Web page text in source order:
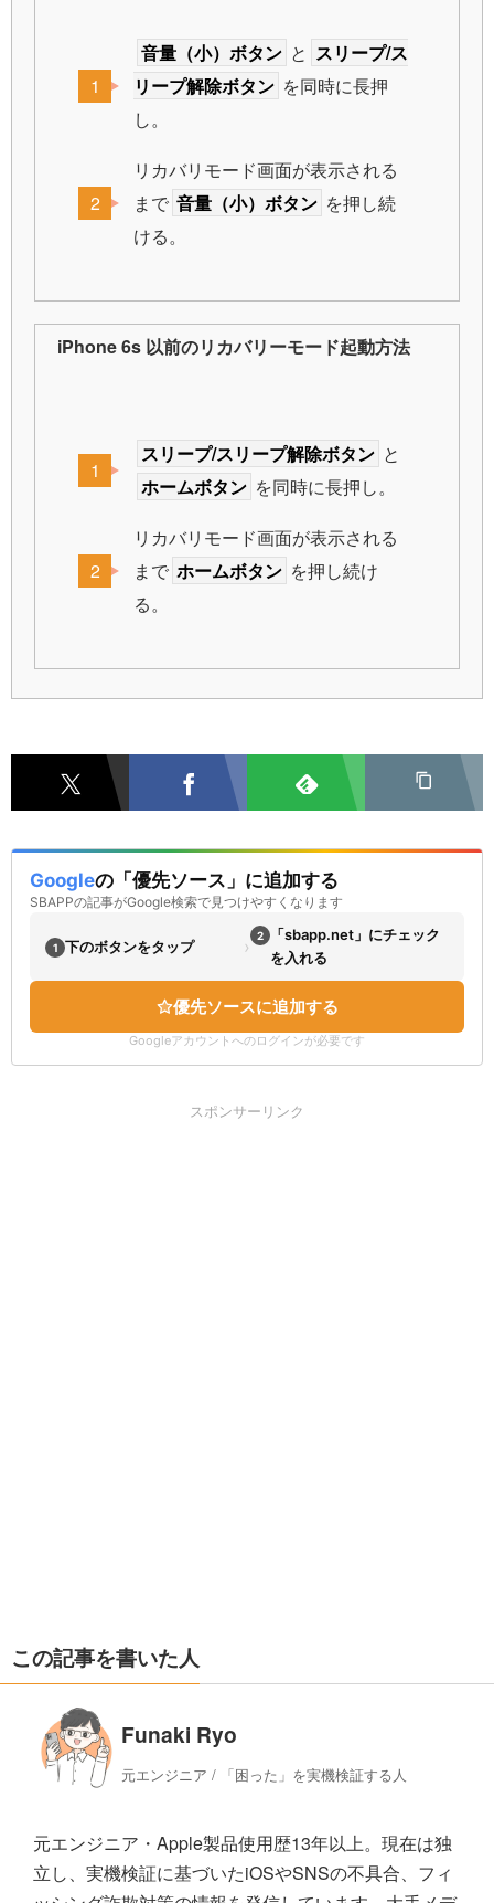
音量（小）ボタン と スリープ/ス
リープ解除ボタン を同時に長押
し。
リカバリモード画面が表示される
まで 音量（小）ボタン を押し続
ける。
iPhone 6s 以前のリカバリーモード起動方法
スリープ/スリープ解除ボタン と
ホームボタン を同時に長押し。
リカバリモード画面が表示される
まで ホームボタン を押し続け
る。
Googleの「優先ソース」に追加する
SBAPPの記事がGoogle検索で見つけやすくなります
1 下のボタンをタップ › 2
「sbapp.net」にチェック
を入れる
優先ソースに追加する
Googleアカウントへのログインが必要です
スポンサーリンク
この記事を書いた人
Funaki Ryo
元エンジニア / 「困った」を実機検証する人
元エンジニア・Apple製品使用歴13年以上。現在は独
立し、実機検証に基づいたiOSやSNSの不具合、フィ